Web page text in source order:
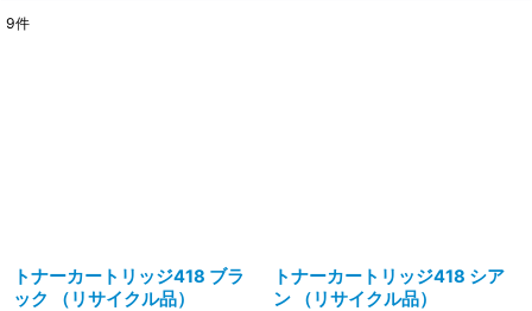
9件
トナーカートリッジ418 ブラ
ック （リサイクル品）
トナーカートリッジ418 シア
ン （リサイクル品）